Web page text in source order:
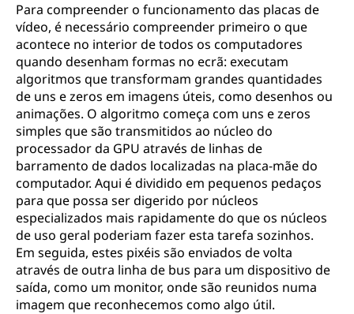
Para compreender o funcionamento das placas de
vídeo, é necessário compreender primeiro o que
acontece no interior de todos os computadores
quando desenham formas no ecrã: executam
algoritmos que transformam grandes quantidades
de uns e zeros em imagens úteis, como desenhos ou
animações. O algoritmo começa com uns e zeros
simples que são transmitidos ao núcleo do
processador da GPU através de linhas de
barramento de dados localizadas na placa-mãe do
computador. Aqui é dividido em pequenos pedaços
para que possa ser digerido por núcleos
especializados mais rapidamente do que os núcleos
de uso geral poderiam fazer esta tarefa sozinhos.
Em seguida, estes pixéis são enviados de volta
através de outra linha de bus para um dispositivo de
saída, como um monitor, onde são reunidos numa
imagem que reconhecemos como algo útil.